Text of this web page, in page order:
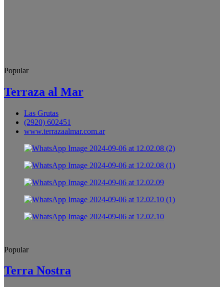
Popular
Terraza al Mar
Las Grutas
(2920) 602451
www.terrazaalmar.com.ar
Popular
Terra Nostra